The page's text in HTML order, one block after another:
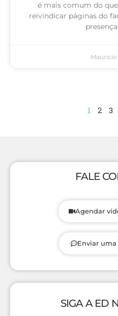
é mais comum do
reivindicar páginas do
1 2 3
FALE
Agendar
Enviar
SIGA A ED